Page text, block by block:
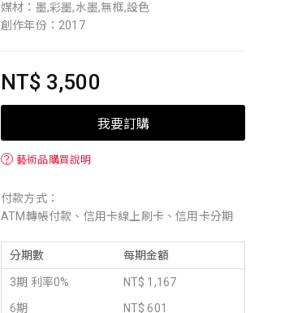
媒材：墨,彩墨,水墨,無框,設色
創作年份：2017
NT$ 3,500
我要訂購
？ 藝術品購買說明
付款方式：
ATM轉帳付款、信用卡線上刷卡、信用卡分期
分期數 每期金額
3期 利率0%
NT$ 1,167
6期
NT$ 601